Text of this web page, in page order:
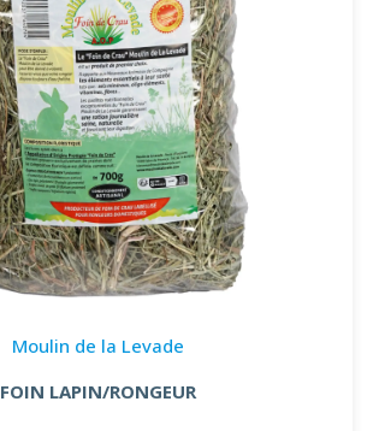
Moulin de la Levade
FOIN LAPIN/RONGEUR